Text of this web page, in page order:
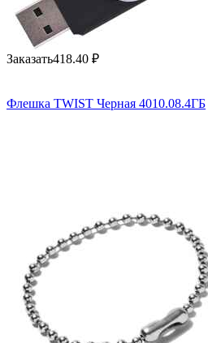
Заказать418.40 ₽
Флешка TWIST Черная 4010.08.4ГБ